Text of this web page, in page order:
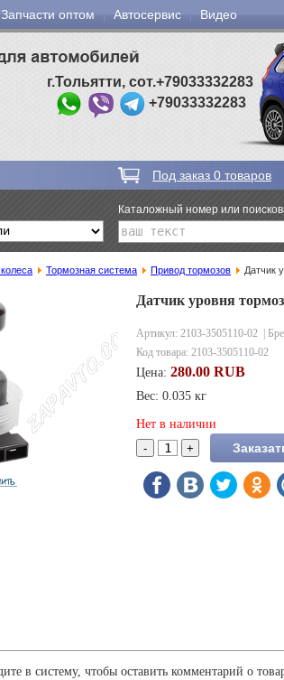
Запчасти оптом Автосервис Видео
г.Тольятти, сот.+79033332283
+79033332283
Под заказ 0 товаров
Каталожный номер или
Тормозная система Привод тормозов Датчик
Датчик уровня
Артикул: 2103-3505110-02 |
Код товара: 2103-3505110-02
Цена: 280.00 RUB
Вес: 0.035 кг
Нет в наличии
в систему, чтобы оставить комментарий о